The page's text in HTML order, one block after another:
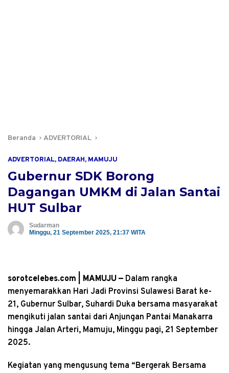
Beranda ADVERTORIAL
ADVERTORIAL, DAERAH, MAMUJU
Gubernur SDK Borong
Dagangan UMKM di Jalan Santai
HUT Sulbar
Sudarman
Minggu, 21 September 2025, 21:37 WITA
sorotcelebes.com | MAMUJU — Dalam rangka
menyemarakkan Hari Jadi Provinsi Sulawesi Barat ke-
21, Gubernur Sulbar, Suhardi Duka bersama masyarakat
mengikuti jalan santai dari Anjungan Pantai Manakarra
hingga Jalan Arteri, Mamuju, Minggu pagi, 21 September
2025.
Kegiatan yang mengusung tema “Bergerak Bersama